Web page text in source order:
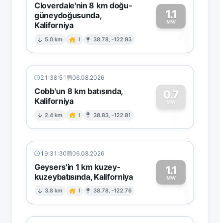
Cloverdale'nin 8 km doğu-
güneydoğusunda,
Kaliforniya
5.0 km I 38.78, -122.93
1.1
MW
1
21:38:51 06.08.2026
Cobb'un 8 km batısında,
Kaliforniya
2.4 km I 38.83, -122.81
0.7
MW
0
19:31:30 06.08.2026
Geysers'in 1 km kuzey-
kuzeybatısında, Kaliforniya
3.8 km I 38.78, -122.76
1.1
MW1